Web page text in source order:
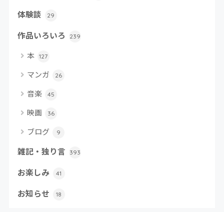
体験談 29
作品いろいろ 239
本 127
マンガ 26
音楽 45
映画 36
ブログ 9
雑記・独り言 393
お楽しみ 41
お知らせ 18